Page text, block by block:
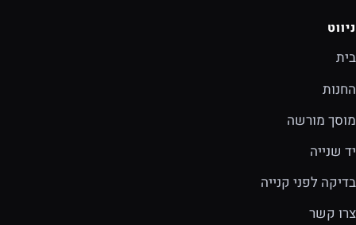
ניווט
בית
החנות
מוסך מורשה
יד שנייה
בדיקה לפני קנייה
צרו קשר